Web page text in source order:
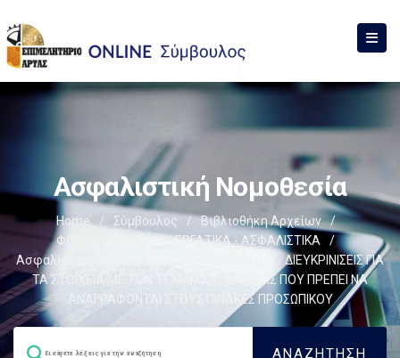
Ασφαλιστική Νομοθεσία
Home / Σύμβουλος / Βιβλιοθήκη Αρχείων
/
ΦΟΡΟΛΟΓΙΣΤΙΚΑ
ΕΡΓΑΤΙΚΑ - ΑΣΦΑΛΙΣΤΙΚΑ
/
Ασφαλιστικά
ΔΙΕΥΚΡΙΝΙΣΕΙΣ ΓΙΑ
ΤΑ ΣΤΟΙΧΕΙΑ ΜΕ ΤΟΝ ΤΕΧΝΙΚΟ ΑΣΦΑΛΕΙΑΣ ΠΟΥ ΠΡΕΠΕΙ ΝΑ
ΑΝΑΓΡΑΦΟΝΤΑΙ ΣΤΟΥΣ ΠΙΝΑΚΕΣ ΠΡΟΣΩΠΙΚΟΥ